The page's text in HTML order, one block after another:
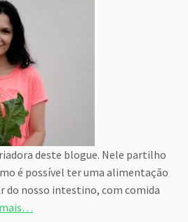
deste blogue. Nele partilho
é possível ter uma alimentação
do nosso intestino, com comida